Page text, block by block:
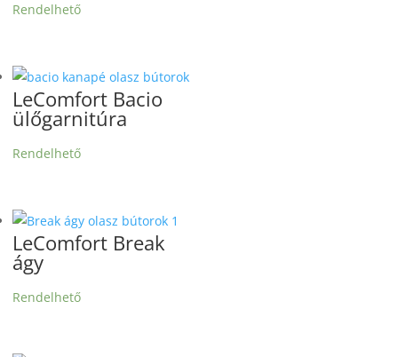
Rendelhető
LeComfort Bacio
ülőgarnitúra
Rendelhető
LeComfort Break
ágy
Rendelhető